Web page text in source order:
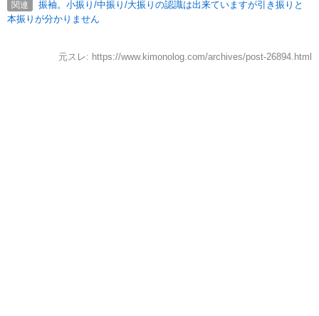
関連
振袖。小振り/中振り/大振りの認識は出来ていますが引き振りと
本振りが分かりません
元スレ: https://www.kimonolog.com/archives/post-26894.html